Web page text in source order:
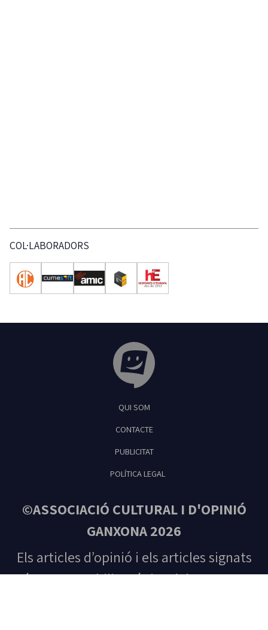
COL·LABORADORS
Feliu de Guíxols
QUI SOM
CONTACTE
PUBLICITAT
POLÍTICA LEGAL
©ASSOCIACIÓ CULTURAL I D'OPINIÓ
GANXONA 2026
Els articles d’opinió i els articles signats
són responsabilitat única del seu autor.